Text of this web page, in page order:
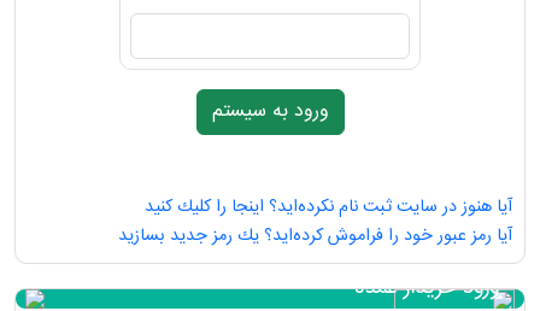
آیا هنوز در سایت ثبت نام نكرده‌اید؟ اینجا را كلیك كنید
آیا رمز عبور خود را فراموش كرده‌اید؟ یك رمز جدید بسازید
ورود خریدار عمده